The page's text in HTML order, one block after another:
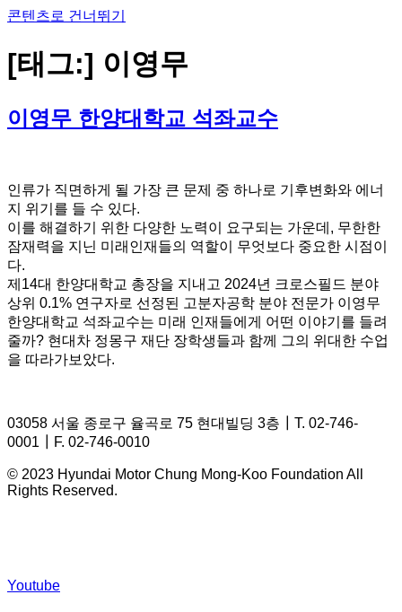
콘텐츠로 건너뛰기
[태그:] 이영무
이영무 한양대학교 석좌교수
인류가 직면하게 될 가장 큰 문제 중 하나로 기후변화와 에너
지 위기를 들 수 있다.
이를 해결하기 위한 다양한 노력이 요구되는 가운데, 무한한
잠재력을 지닌 미래인재들의 역할이 무엇보다 중요한 시점이
다.
제14대 한양대학교 총장을 지내고 2024년 크로스필드 분야
상위 0.1% 연구자로 선정된 고분자공학 분야 전문가 이영무
한양대학교 석좌교수는 미래 인재들에게 어떤 이야기를 들려
줄까? 현대차 정몽구 재단 장학생들과 함께 그의 위대한 수업
을 따라가보았다.
03058 서울 종로구 율곡로 75 현대빌딩 3층┃T. 02-746-
0001┃F. 02-746-0010
© 2023 Hyundai Motor Chung Mong-Koo Foundation All
Rights Reserved.
Youtube